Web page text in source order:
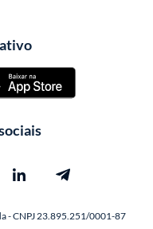
- CNPJ 23.895.251/0001-87